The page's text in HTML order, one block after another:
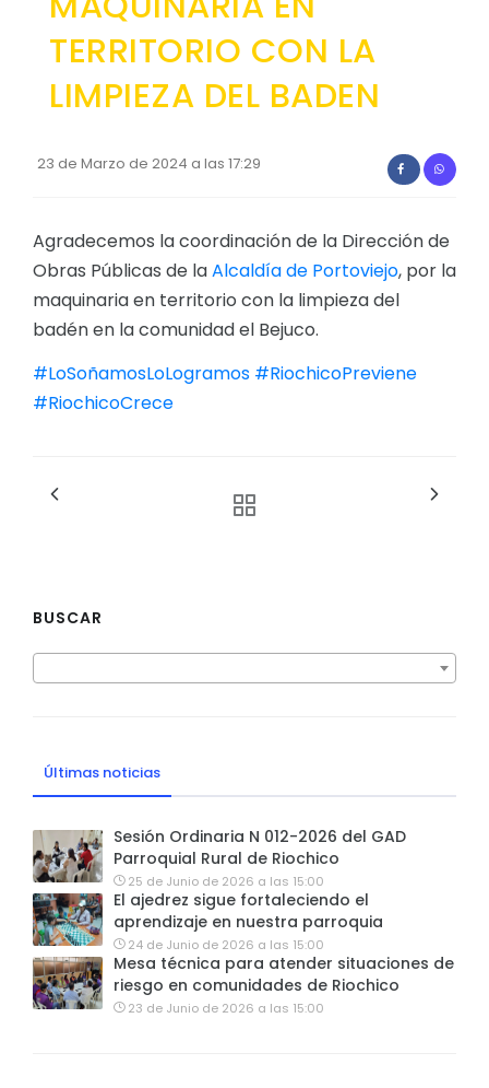
Convocatorias
GESTIÓN ADMINISTRATIVA
Plan de desarrollo y Ordenamiento Territorial -
Convenios Institucionales
PRESUPUESTO: EJECUCIÓN Y REPORTES
Cédulas presupuestarias y balances
Ejecución Presupuestaria
TERRITORIO CON LA
LIMPIEZA DEL BADEN
23 de Marzo de 2024 a las 17:29
Agradecemos la coordinación de la Dirección de
Obras Públicas de laAlcaldía de Portoviejo, por la
maquinaria en territorio con la limpieza del
badén en la comunidad el Bejuco.
#LoSoñamosLoLogramos #RiochicoPreviene
#RiochicoCrece
BUSCAR
Últimas noticias
Sesión Ordinaria N 012-2026 del GAD
Parroquial Rural de Riochico
25 de Junio de 2026 a las 15:00
El ajedrez sigue fortaleciendo el
aprendizaje en nuestra parroquia
24 de Junio de 2026 a las 15:00
Mesa técnica para atender situaciones de
riesgo en comunidades de Riochico
23 de Junio de 2026 a las 15:00